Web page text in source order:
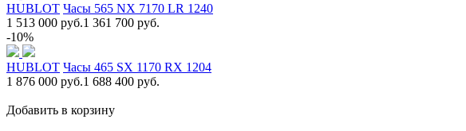
HUBLOT Часы 565 NX 7170 LR 1240
1 513 000 руб.1 361 700 руб.
-10%
HUBLOT Часы 465 SX 1170 RX 1204
1 876 000 руб.1 688 400 руб.
Добавить в корзину